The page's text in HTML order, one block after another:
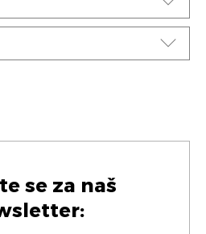
se za naš